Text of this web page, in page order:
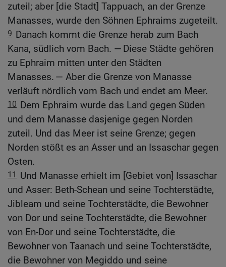
zuteil; aber [die Stadt] Tappuach, an der Grenze
Manasses, wurde den Söhnen Ephraims zugeteilt.
9 Danach kommt die Grenze herab zum Bach
Kana, südlich vom Bach. — Diese Städte gehören
zu Ephraim mitten unter den Städten
Manasses. — Aber die Grenze von Manasse
verläuft nördlich vom Bach und endet am Meer.
10 Dem Ephraim wurde das Land gegen Süden
und dem Manasse dasjenige gegen Norden
zuteil. Und das Meer ist seine Grenze; gegen
Norden stößt es an Asser und an Issaschar gegen
Osten.
11
Und Manasse erhielt im [Gebiet von] Issaschar
und Asser: Beth-Schean und seine Tochterstädte,
Jibleam und seine Tochterstädte, die Bewohner
von Dor und seine Tochterstädte, die Bewohner
von En-Dor und seine Tochterstädte, die
Bewohner von Taanach und seine Tochterstädte,
die Bewohner von Megiddo und seine